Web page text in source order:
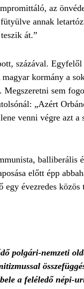
az
annak
át.”
százával.
kormány a
sem
„Azért
venni végre azt
előtt épp
évezredes
polgári-nemzeti
a feléledő népi-